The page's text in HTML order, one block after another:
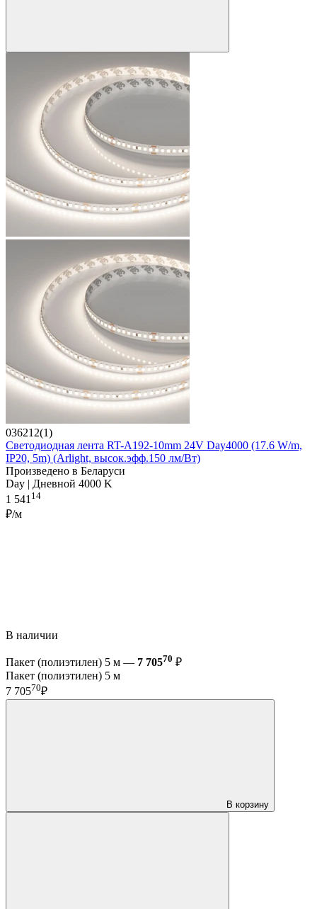
036212(1)
Светодиодная лента RT-A192-10mm 24V Day4000 (17.6 W/m,
IP20, 5m) (Arlight, высок.эфф.150 лм/Вт)
Произведено в Беларуси
Day | Дневной 4000 K
1 541 14
₽/м
В наличии
Пакет (полиэтилен) 5 м — 7 70570 ₽
Пакет (полиэтилен) 5 м
7 70570₽
В корзину